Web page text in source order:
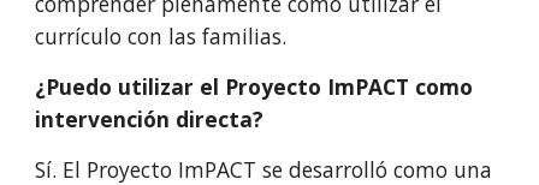
currículo con las familias.
¿Puedo utilizar el Proyecto ImPACT como
intervención directa?
Sí. El Proyecto ImPACT se desarrolló como una